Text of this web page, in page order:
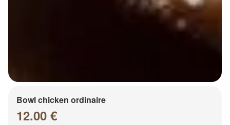
Bowl chicken ordinaire
12.00 €